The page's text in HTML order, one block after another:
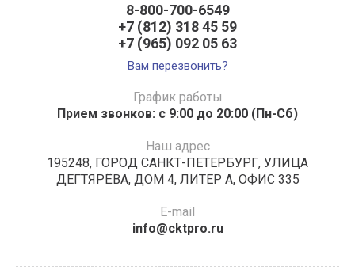
8-800-700-6549
+7 (812) 318 45 59
+7 (965) 092 05 63
Вам перезвонить?
График работы
Прием звонков: с 9:00 до 20:00 (Пн-Сб)
Наш адрес
195248, ГОРОД САНКТ-ПЕТЕРБУРГ, УЛИЦА
ДЕГТЯРЁВА, ДОМ 4, ЛИТЕР А, ОФИС 335
E-mail
info@cktpro.ru